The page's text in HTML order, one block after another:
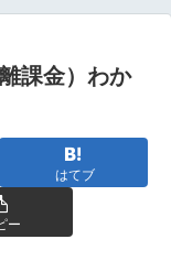
課金）わか
はてブ
ー